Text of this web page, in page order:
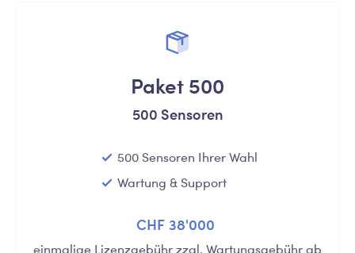
Paket 500
500 Sensoren
500 Sensoren Ihrer Wahl
Wartung & Support
CHF 38'000
einmalige Lizenzgebühr zzgl. Wartungsgebühr ab